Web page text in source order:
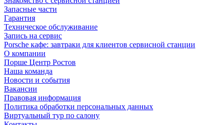
Запасные части
Гарантия
Техническое обслуживание
Запись на сервис
Porsche кафе: завтраки для клиентов сервисной станции
О компании
Порше Центр Ростов
Наша команда
Новости и события
Вакансии
Правовая информация
Политика обработки персональных данных
Виртуальный тур по салону